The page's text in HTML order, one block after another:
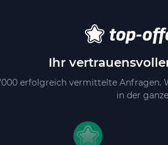
Ihr
erfolgreich vermittelte
in der